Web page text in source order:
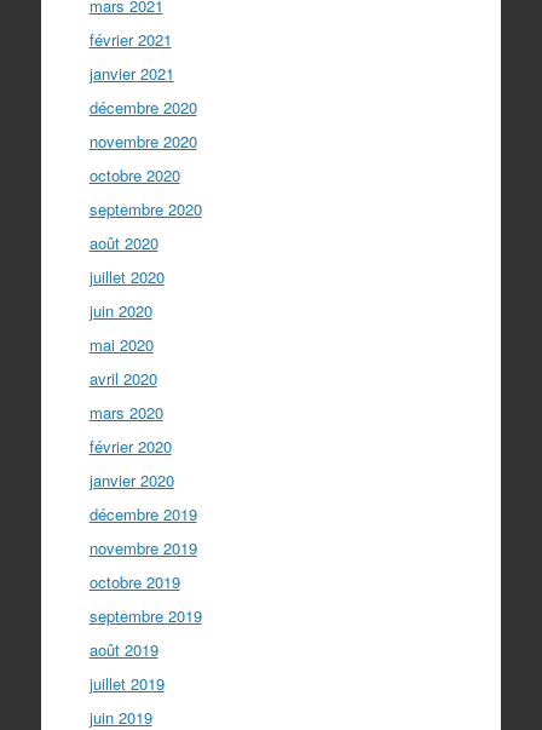
mars 2021
février 2021
janvier 2021
décembre 2020
novembre 2020
octobre 2020
septembre 2020
août 2020
juillet 2020
juin 2020
mai 2020
avril 2020
mars 2020
février 2020
janvier 2020
décembre 2019
novembre 2019
octobre 2019
septembre 2019
août 2019
juillet 2019
juin 2019